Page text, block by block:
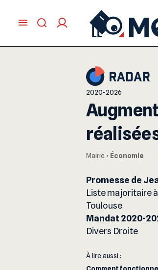
2020-2026
Mairie • Économie
Promesse de
Liste majoritaire
Toulouse
Mandat 2020-
Divers Droite
À lire aussi :